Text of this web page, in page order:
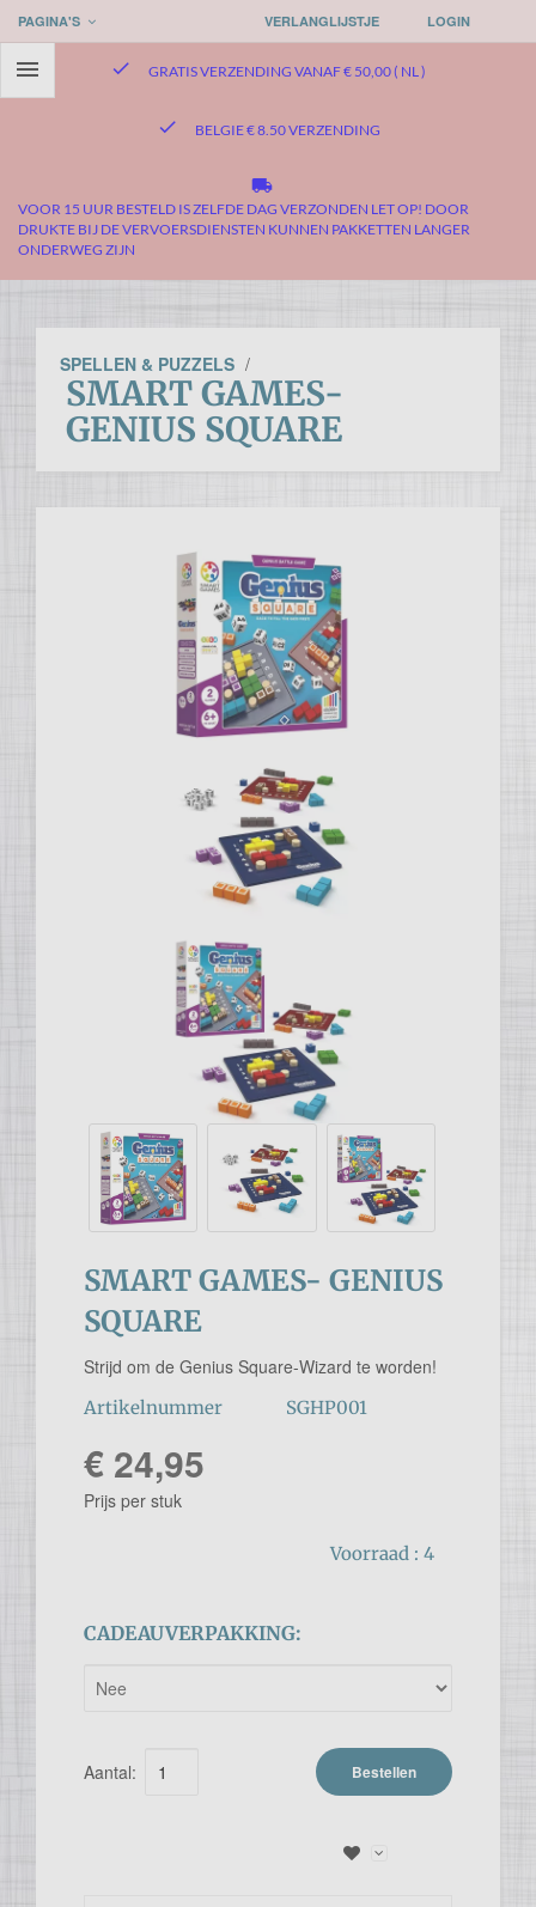
PAGINA'S LOGIN
VERLANGLIJSTJE
 check GRATIS VERZENDING VANAF € 50,00 ( NL )
check BELGIE € 8.50 VERZENDING
local_shipping
VOOR 15 UUR BESTELD IS ZELFDE DAG VERZONDEN LET OP! DOOR
DRUKTE BIJ DE VERVOERSDIENSTEN KUNNEN PAKKETTEN LANGER
ONDERWEG ZIJN
SPELLEN & PUZZELS /
SMART GAMES-
GENIUS SQUARE
SMART GAMES- GENIUS
SQUARE
Strijd om de Genius Square-Wizard te worden!
Artikelnummer SGHP001
€ 24,95
Prijs per stuk
Voorraad : 4
CADEAUVERPAKKING:
Aantal: Bestellen